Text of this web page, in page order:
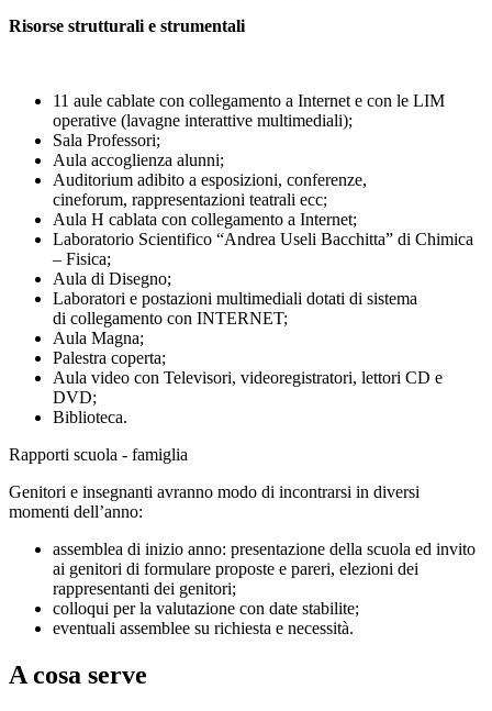
Risorse strutturali e strumentali
11 aule cablate con collegamento a Internet e con le LIM
operative (lavagne interattive multimediali);
Sala Professori;
Aula accoglienza alunni;
Auditorium adibito a esposizioni, conferenze,
cineforum, rappresentazioni teatrali ecc;
Aula H cablata con collegamento a Internet;
Laboratorio Scientifico “Andrea Useli Bacchitta” di Chimica
– Fisica;
Aula di Disegno;
Laboratori e postazioni multimediali dotati di sistema
di collegamento con INTERNET;
Aula Magna;
Palestra coperta;
Aula video con Televisori, videoregistratori, lettori CD e
DVD;
Biblioteca.
Rapporti scuola - famiglia
Genitori e insegnanti avranno modo di incontrarsi in diversi
momenti dell’anno:
assemblea di inizio anno: presentazione della scuola ed invito
ai genitori di formulare proposte e pareri, elezioni dei
rappresentanti dei genitori;
colloqui per la valutazione con date stabilite;
eventuali assemblee su richiesta e necessità.
A cosa serve